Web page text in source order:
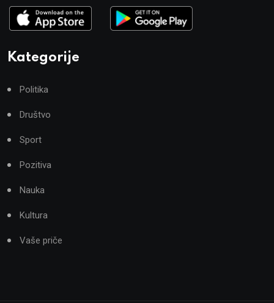
Kategorije
Politika
Društvo
Sport
Pozitiva
Nauka
Kultura
Vaše priče